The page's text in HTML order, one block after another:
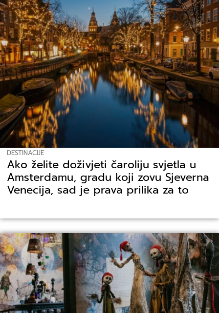
DESTINACIJE
Ako želite doživjeti čaroliju svjetla u
Amsterdamu, gradu koji zovu Sjeverna
Venecija, sad je prava prilika za to